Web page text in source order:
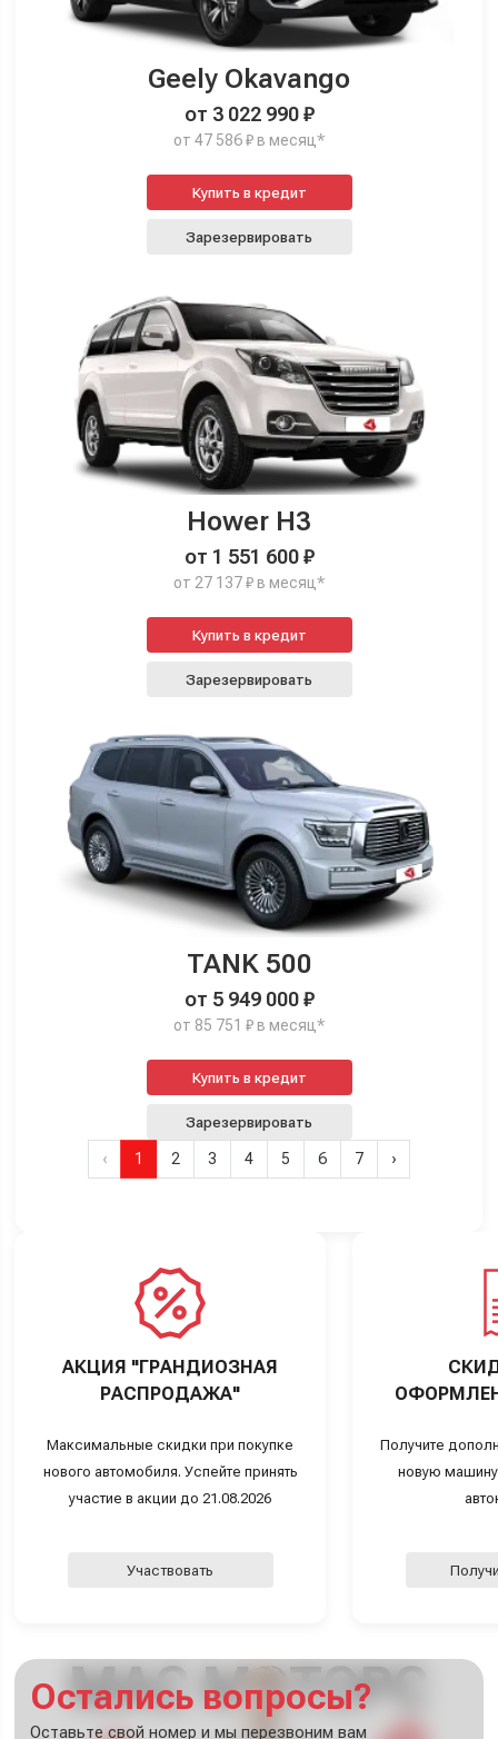
Geely Okavango
от 3 022 990 ₽
от 47 586 ₽ в месяц*
Купить в кредит
Зарезервировать
Hower H3
от 1 551 600 ₽
от 27 137 ₽ в месяц*
Купить в кредит
Зарезервировать
TANK 500
от 5 949 000 ₽
от 85 751 ₽ в месяц*
Купить в кредит
Зарезервировать
‹ 1 2 3 4 5 6 7 ›
АКЦИЯ "ГРАНДИОЗНАЯ
РАСПРОДАЖА"
Максимальные скидки при покупке
нового автомобиля. Успейте принять
участие в акции до 21.08.2026
Участвовать
Получите
новую
Остались вопросы?
Оставьте свой номер и мы перезвоним вам